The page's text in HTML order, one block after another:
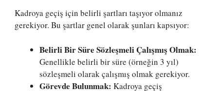
Kadroya geçiş için belirli şartları taşıyor olmanız
gerekiyor. Bu şartlar genel olarak şunları kapsıyor:
Belirli Bir Süre Sözleşmeli Çalışmış Olmak:
Genellikle belirli bir süre (örneğin 3 yıl)
sözleşmeli olarak çalışmış olmak gerekiyor.
Görevde Bulunmak: Kadroya geçiş